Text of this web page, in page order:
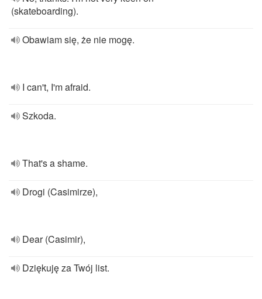
(skateboarding).
Obawiam się, że nie mogę.
I can't, I'm afraid.
Szkoda.
That's a shame.
Drogi (Casimirze),
Dear (Casimir),
Dziękuję za Twój list.